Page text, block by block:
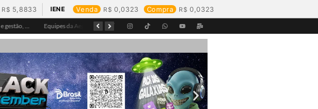
5,8833 IENE Venda 0,0323 Compra 0,0323
Eficiência e gestão, Buritis se torna referência em controle de perdas de água Equipes da Aegea Rondônia passam por treinamento de prevenção e combate a princípios de incêndio e segurança no trabalho com inflamáveis Começa o Festival Peixes da Amazônia na Estrada de Ferro Madeira-Mamoré